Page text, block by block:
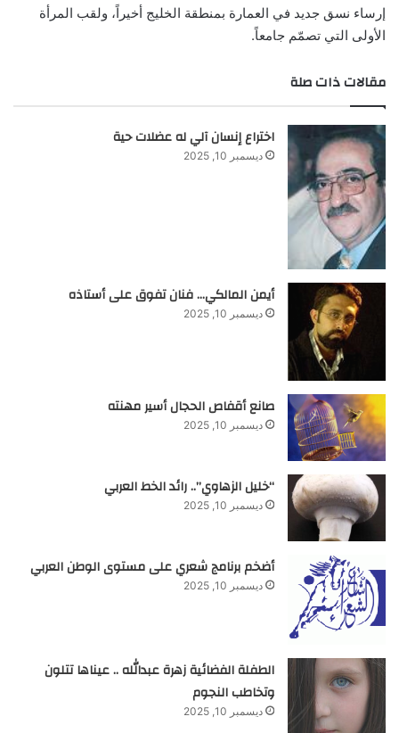
إرساء نسق جديد في العمارة بمنطقة الخليج أخيراً، ولقب المرأة
الأولى التي تصمّم جامعاً.
مقالات ذات صلة
اختراع إنسان آلي له عضلات حية
ديسمبر 10, 2025
أيمن المالكي… فنان تفوق على أستاذه
ديسمبر 10, 2025
صانع أقفاص الحجال أسير مهنته
ديسمبر 10, 2025
“خليل الزهاوي”.. رائد الخط العربي
ديسمبر 10, 2025
أضخم برنامج شعري على مستوى الوطن العربي
ديسمبر 10, 2025
الطفلة الفضائية زهرة عبدالله .. عيناها تتلون
وتخاطب النجوم
ديسمبر 10, 2025